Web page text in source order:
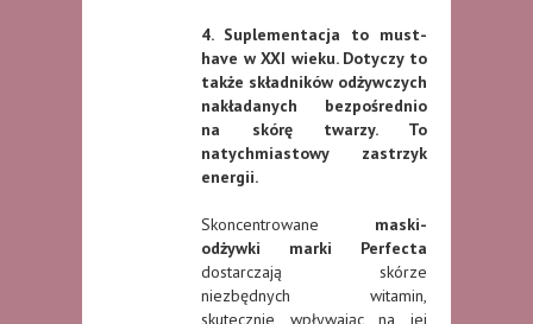
4. Suplementacja to must-
have w XXI wieku. Dotyczy to
także składników odżywczych
nakładanych bezpośrednio
na skórę twarzy. To
natychmiastowy zastrzyk
energii.
Skoncentrowane maski-
odżywki marki
Perfecta
dostarczają skórze
niezbędnych witamin,
skutecznie wpływając na jej